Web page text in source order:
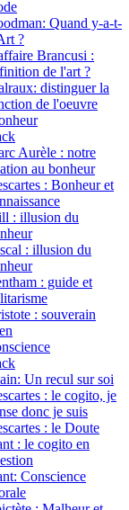
Quand y-a-t-
?
Brancusi :
de l'art ?
distinguer la
de l'oeuvre
Aurèle : notre
au bonheur
: Bonheur et
: illusion du
: illusion du
: guide et
: souverain
Un recul sur soi
: le cogito, je
donc je suis
: le Doute
: le cogito en
Conscience